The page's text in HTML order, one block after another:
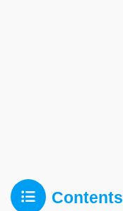
Contents